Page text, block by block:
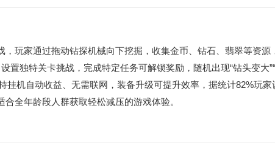
，玩家通过拖动钻探机械向下挖掘，收集金币、钻石、翡翠等资源
置独特关卡挑战，完成特定任务可解锁奖励，随机出现“钻头变大
挂机自动收益、无需联网，装备升级可提升效率，据统计82%玩家
全年龄段人群获取轻松减压的游戏体验。